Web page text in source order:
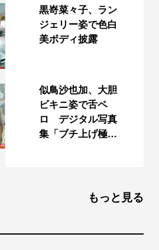
黒嵜菜々子、ラン
ジェリー姿で色白
美ボディ披露
似鳥沙也加、大胆
ビキニ姿で舌ペ
ロ デジタル写真
集「ブチ上げ極…
もっと見る